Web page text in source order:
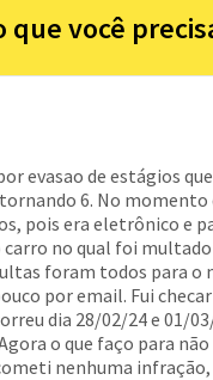
que você
evasao de estágios
6. No
pois era eletrônico e
carro no qual foi
foram todos para
por email. Fui
dia 28/02/24 e 01/
o que faço para
nenhuma